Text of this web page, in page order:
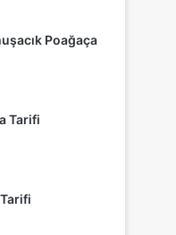
Poağaça
Tarifi